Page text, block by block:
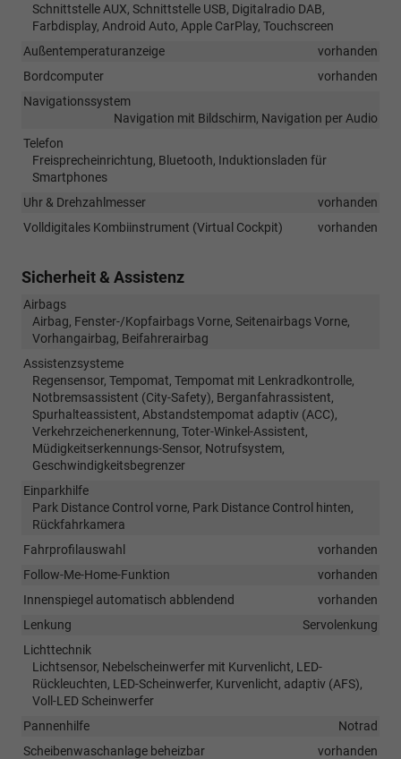
Schnittstelle AUX, Schnittstelle USB, Digitalradio DAB,
Farbdisplay, Android Auto, Apple CarPlay, Touchscreen
Außentemperaturanzeige
vorhanden
Bordcomputer
vorhanden
Navigationssystem
Navigation mit Bildschirm, Navigation per Audio
Telefon
Freisprecheinrichtung, Bluetooth, Induktionsladen für
Smartphones
Uhr & Drehzahlmesser
vorhanden
Volldigitales Kombiinstrument (Virtual Cockpit)
vorhanden
Sicherheit & Assistenz
Airbags
Airbag, Fenster-/Kopfairbags Vorne, Seitenairbags Vorne,
Vorhangairbag, Beifahrerairbag
Assistenzsysteme
Regensensor, Tempomat, Tempomat mit Lenkradkontrolle,
Notbremsassistent (City-Safety), Berganfahrassistent,
Spurhalteassistent, Abstandstempomat adaptiv (ACC),
Verkehrzeichenerkennung, Toter-Winkel-Assistent,
Müdigkeitserkennungs-Sensor, Notrufsystem,
Geschwindigkeitsbegrenzer
Einparkhilfe
Park Distance Control vorne, Park Distance Control hinten,
Rückfahrkamera
Fahrprofilauswahl
vorhanden
Follow-Me-Home-Funktion
vorhanden
Innenspiegel automatisch abblendend
vorhanden
Lenkung
Servolenkung
Lichttechnik
Lichtsensor, Nebelscheinwerfer mit Kurvenlicht, LED-
Rückleuchten, LED-Scheinwerfer, Kurvenlicht, adaptiv (AFS),
Voll-LED Scheinwerfer
Pannenhilfe
Notrad
Scheibenwaschanlage beheizbar
vorhanden